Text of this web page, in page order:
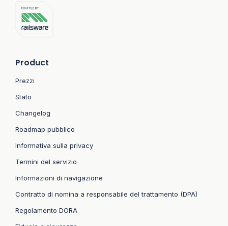
Product
Prezzi
Stato
Changelog
Roadmap pubblico
Informativa sulla privacy
Termini del servizio
Informazioni di navigazione
Contratto di nomina a responsabile del trattamento (DPA)
Regolamento DORA